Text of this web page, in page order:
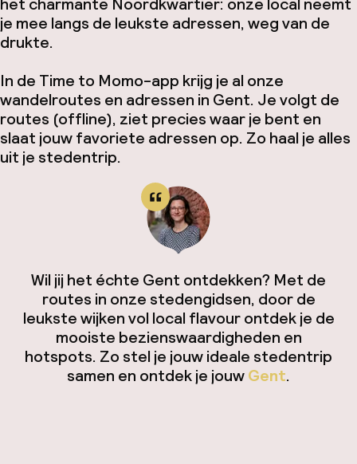
je mee langs de leukste adressen, weg van de
drukte.
In de Time to Momo-app krijg je al onze
wandelroutes en adressen in Gent. Je volgt de
routes (offline), ziet precies waar je bent en
slaat jouw favoriete adressen op. Zo haal je alles
uit je stedentrip.
Wil jij het échte Gent ontdekken? Met de
routes in onze stedengidsen, door de
leukste wijken vol local flavour ontdek je de
mooiste bezienswaardigheden en
hotspots. Zo stel je jouw ideale stedentrip
samen en ontdek je jouwGent.